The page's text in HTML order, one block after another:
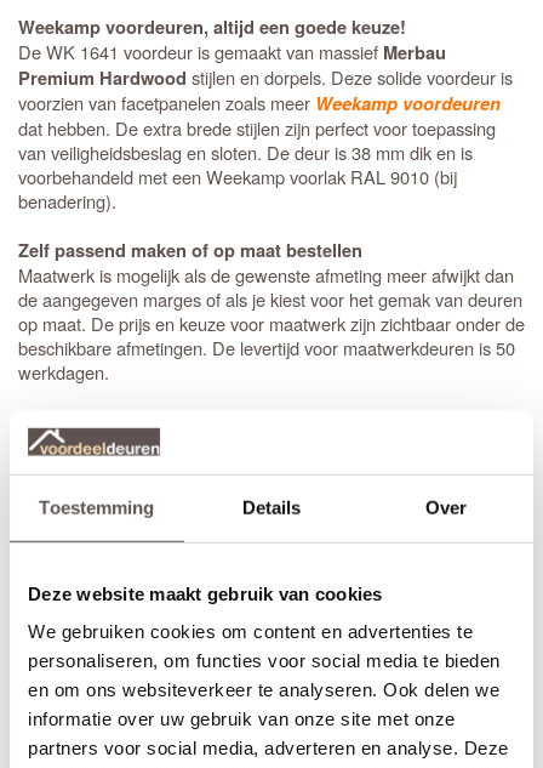
Toestemming Details Over
Deze website maakt gebruik van cookies
We gebruiken cookies om content en advertenties te
personaliseren, om functies voor social media te bieden
en om ons websiteverkeer te analyseren. Ook delen we
informatie over uw gebruik van onze site met onze
partners voor social media, adverteren en analyse. Deze
Weekamp voordeuren, altijd een goede keuze!
De WK 1641 voordeur is gemaakt van massief Merbau
Premium Hardwood stijlen en dorpels. Deze solide voordeur is
voorzien van facetpanelen zoals meer Weekamp voordeuren
dat hebben. De extra brede stijlen zijn perfect voor toepassing
van veiligheidsbeslag en sloten. De deur is 38 mm dik en is
voorbehandeld met een Weekamp voorlak RAL 9010 (bij
benadering).
Zelf passend maken of op maat bestellen
Maatwerk is mogelijk als de gewenste afmeting meer afwijkt dan
de aangegeven marges of als je kiest voor het gemak van deuren
op maat. De prijs en keuze voor maatwerk zijn zichtbaar onder de
beschikbare afmetingen. De levertijd voor maatwerkdeuren is 50
werkdagen.
Extra bewerkingen toevoegen
Op bestelling kan Weekamp een
een 3-puntsluiting of een valdorpel in de deur frezen. De hoogte
van een slotgat of 3-puntsluiting wordt op een standaard hoogte
aangebracht. De deurkruk zit altijd op een hoogte van 105 cm
gemeten vanaf de onderzijde van de deur. Let op! De
overzicht.
* Sleutelbediende 3-puntsluiting(voordeur)
Geschikt voor buitendeuren waarbij aan de buitenzijde van een
deur eendeurknopwordt gemonteerd en aan de binnenzijde een
deurkruk. Sleutelbediende sloten worden meestal geplaatst op
voordeur
. De infrezing in de deur wordt beschermd met
grondverf en de 3-puntsluiting gemonteerd.